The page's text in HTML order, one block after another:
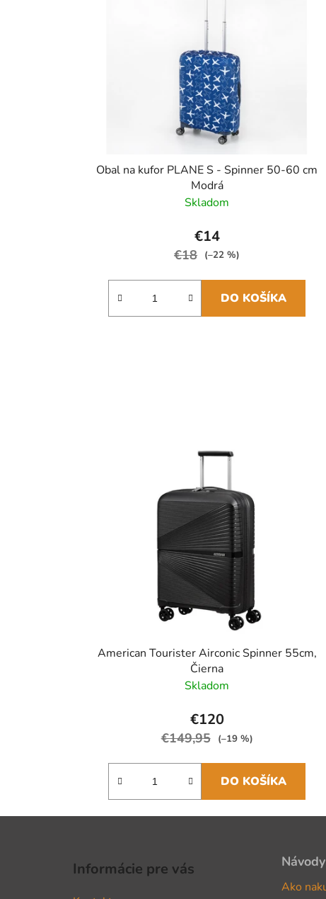
Obal na kufor PLANE S - Spinner 50-60 cm
Modrá
Skladom
€14
€18 (–22 %)
DO KOŠÍKA
American Tourister Airconic Spinner 55cm,
Čierna
Skladom
€120
€149,95 (–19 %)
DO KOŠÍKA
Informácie pre vás Návody
Ako